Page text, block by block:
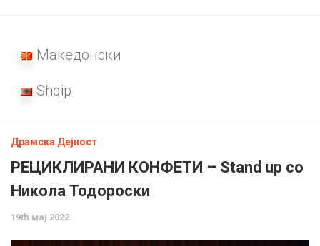
Македонски
Shqip
Драмска Дејност
РЕЦИКЛИРАНИ КОНФЕТИ – Stand up со
Никола Тодороски
19th мај 2022